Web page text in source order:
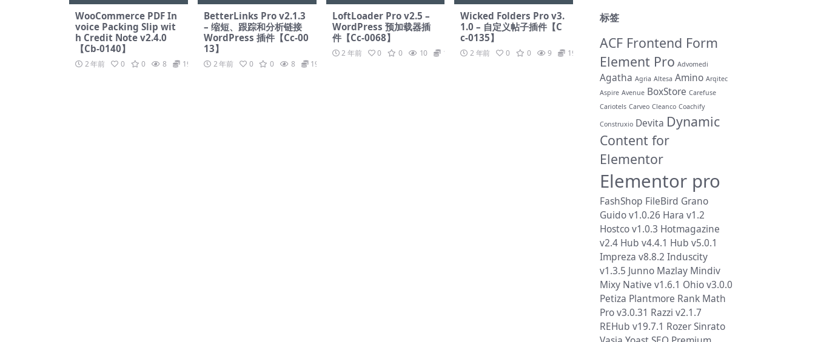
WooCommerce PDF In
voice Packing Slip wit
h Credit Note v2.4.0
【Cb-0140】
2 年前 0 0 8 19.9
BetterLinks Pro v2.1.3
– 缩短、跟踪和分析链接
WordPress 插件【Cc-00
13】
2 年前 0 0 8 19.9
LoftLoader Pro v2.5 –
WordPress 预加载器插
件【Cc-0068】
2 年前 0 0 10 19.9
Wicked Folders Pro v3.
1.0 – 自定义帖子插件【C
c-0135】
2 年前 0 0 9 19.9
标签
ACF Frontend Form
Element Pro Advomedi
Agatha Agria Altesa Amino Arqitec
Aspire Avenue BoxStore Carefuse
Cariotels Carveo Cleanco Coachify
Construxio Devita Dynamic
Content for
Elementor
Elementor pro
FashShop FileBird Grano
Guido v1.0.26 Hara v1.2
Hostco v1.0.3 Hotmagazine
v2.4 Hub v4.4.1 Hub v5.0.1
Impreza v8.8.2 Induscity
v1.3.5 Junno Mazlay Mindiv
Mixy Native v1.6.1 Ohio v3.0.0
Petiza Plantmore Rank Math
Pro v3.0.31 Razzi v2.1.7
REHub v19.7.1 RozerSinrato